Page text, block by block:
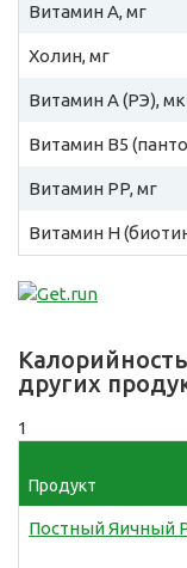
Витамин A, мг
Холин, мг
Витамин A (РЭ),
Витамин B5
Витамин PP, мг
Витамин H
других
1
Продукт
Постный Яичный